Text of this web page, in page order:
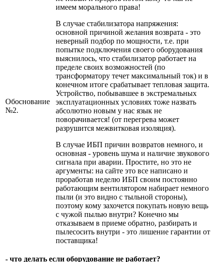
Обоснование
№2.
имеем морального права!
В случае стабилизатора напряжения:
основной причиной желания возврата - это
неверный подбор по мощности, т.е. при
попытке подключения своего оборудования
выяснилось, что стабилизатор работает на
пределе своих возможностей (по
трансформатору течет максимальный ток) и в
конечном итоге срабатывает тепловая защита.
Устройство, побывавшее в экстремальных
эксплуатационных условиях тоже назвать
абсолютно новым у нас язык не
поворачивается! (от перегрева может
разрушится межвитковая изоляция).
В случае ИБП причин возвратов немного, и
основная - уровень шума и наличие звукового
сигнала при аварии. Простите, но это не
аргументы: на сайте это все написано и
проработав неделю ИБП своим постоянно
работающим вентилятором набирает немного
пыли (и это видно с тыльной стороны),
поэтому кому захочется покупать новую вещь
с чужой пылью внутри? Конечно мы
отказываем в приеме обратно, разбирать и
пылесосить внутри - это лишение гарантии от
поставщика!
- что делать если оборудование не работает?